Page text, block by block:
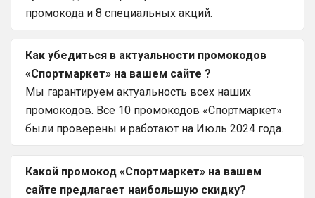
промокода и 8 специальных акций.
Как убедиться в актуальности промокодов
«Спортмаркет» на вашем сайте ?
Мы гарантируем актуальность всех наших
промокодов. Все 10 промокодов «Спортмаркет»
были проверены и работают на Июль 2024 года.
Какой промокод «Спортмаркет» на вашем
сайте предлагает наибольшую скидку?